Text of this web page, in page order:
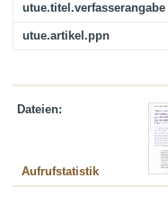
utue.titel.verfasserangabe
utue.artikel.ppn
Dateien:
Aufrufstatistik